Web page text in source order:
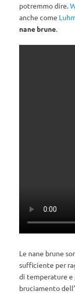
potremmo dire.
anche come
nane brune.
Le nane brune
sufficiente per
di temperature e
bruciamento